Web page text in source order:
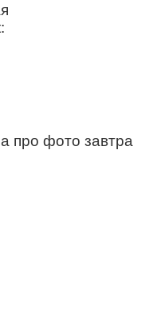
про фото завтра